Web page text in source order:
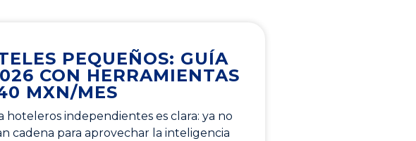
PEQUEÑOS: GUÍA
CON HERRAMIENTAS
MXN/MES
hoteleros independientes es clara: ya no
cadena para aprovechar la inteligencia